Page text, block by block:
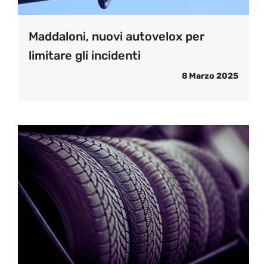
Maddaloni, nuovi autovelox per
limitare gli incidenti
8 Marzo 2025